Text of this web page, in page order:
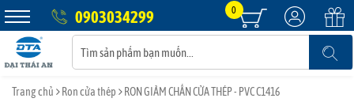
0903034299 0
Trang chủ Ron cửa thép RON GIẢM CHẤN CỬA THÉP - PVC C1416